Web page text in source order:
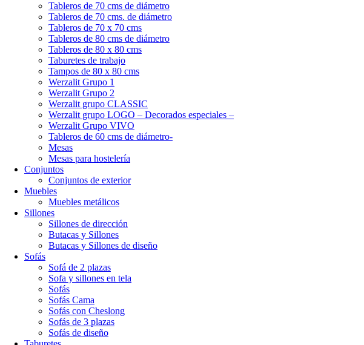
Tableros de 70 cms de diámetro
Tableros de 70 cms. de diámetro
Tableros de 70 x 70 cms
Tableros de 80 cms de diámetro
Tableros de 80 x 80 cms
Taburetes de trabajo
Tampos de 80 x 80 cms
Werzalit Grupo 1
Werzalit Grupo 2
Werzalit grupo CLASSIC
Werzalit grupo LOGO – Decorados especiales –
Werzalit Grupo VIVO
Tableros de 60 cms de diámetro-
Mesas
Mesas para hostelería
Conjuntos
Conjuntos de exterior
Muebles
Muebles metálicos
Sillones
Sillones de dirección
Butacas y Sillones
Butacas y Sillones de diseño
Sofás
Sofá de 2 plazas
Sofa y sillones en tela
Sofás
Sofás Cama
Sofás con Cheslong
Sofás de 3 plazas
Sofás de diseño